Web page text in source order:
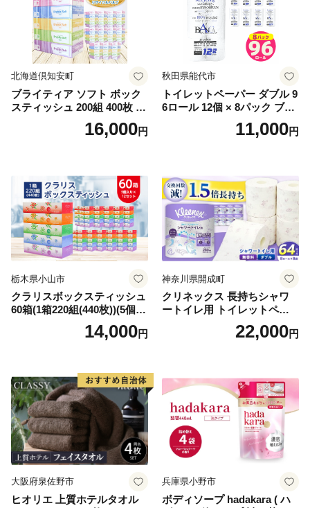
北海道倶知安町
ブライティア ソフト ボック
スティッシュ 200組 400枚 60
箱 日本製 まとめ買い ティッ
シュ リサイクル 長持 防災 常
倶知安町 日用品
16,000円
秋田県能代市
トイレットペーパー ダブル 9
6ロール 12個 × 8パック ブラ
ンカ 再生紙 100％ 芯あり 日
用品 消耗品 無香料 生活用品
11,000円
栃木県小山市
クラリスボックスティッシュ
60箱(1箱220組(440枚))(5個入
り×12セット)【1256759】
14,000円
神奈川県開成町
クリネックス 長持ちシャワ
ートイレ用 トイレットペー
パー（ダブル）64ロール(8ロ
ール×8パック) 開成町 トイレ
蓄 防災 エコ 消耗品 生活雑貨
生活用品 無香料 トイレット
ペーパー ダブル といれっと
ぺーぱー トイレ クレシア ト
イレットペーパー [BDBH002
-1]
22,000円
大阪府泉佐野市
ヒオリエ 上質ホテルタオル
兵庫県小野市
ボディソープ hadakara ( ハ